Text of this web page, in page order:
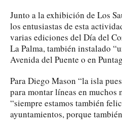
Junto a la exhibición de Los
los entusiastas de esta
varias ediciones del Día del
La Palma, también instalado
Avenida del Puente o en
Para Diego Mason “la isla
para montar líneas en muchos
“siempre estamos también
ayuntamientos, porque